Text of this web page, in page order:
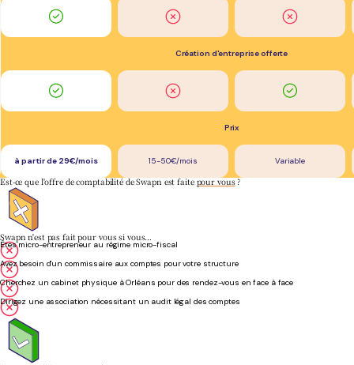
Création d'entreprise offerte
Prix
à partir de 29€/mois 15-50€/mois Variable
Est-ce que l'offre de comptabilité de Swapn est faitepour vous?
Swapn n'est pas fait pour vous si vous…
Êtes micro-entrepreneur au régime micro-fiscal
Avez besoin d'un commissaire aux comptes pour votre structure
Cherchez un cabinet physique à Orléans pour des rendez-vous en face à face
Dirigez une association nécessitant un audit légal des comptes